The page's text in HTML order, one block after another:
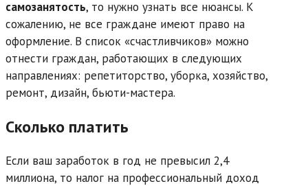
самозанятость, то нужно узнать все нюансы. К
сожалению, не все граждане имеют право на
оформление. В список «счастливчиков» можно
отнести граждан, работающих в следующих
направлениях: репетиторство, уборка, хозяйство,
ремонт, дизайн, бьюти-мастера.
Сколько платить
Если ваш заработок в год не превысил 2,4
миллиона, то налог на профессиональный доход